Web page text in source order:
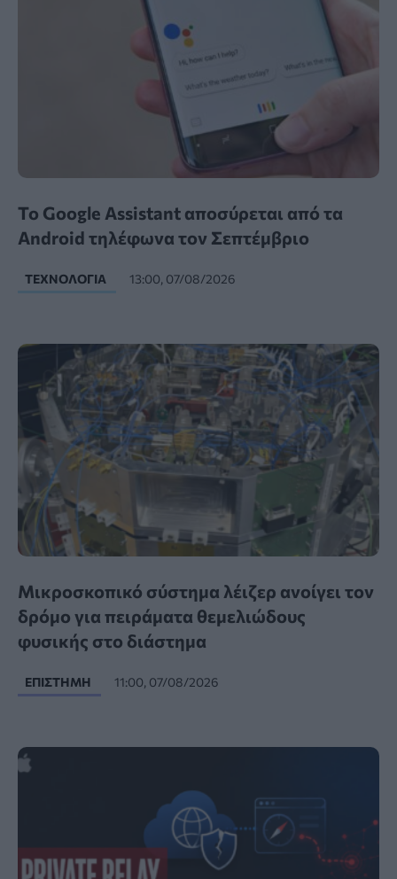
Το Google Assistant αποσύρεται από τα
Android τηλέφωνα τον Σεπτέμβριο
ΤΕΧΝΟΛΟΓΊΑ 13:00, 07/08/2026
Μικροσκοπικό σύστημα λέιζερ ανοίγει τον
δρόμο για πειράματα θεμελιώδους
φυσικής στο διάστημα
ΕΠΙΣΤΉΜΗ 11:00, 07/08/2026